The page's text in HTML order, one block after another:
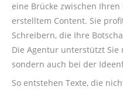
eine Brücke zwischen
erstelltem Content. Sie
Schreibern, die Ihre
Die Agentur unterstützt
sondern auch bei der
So entstehen Texte, die